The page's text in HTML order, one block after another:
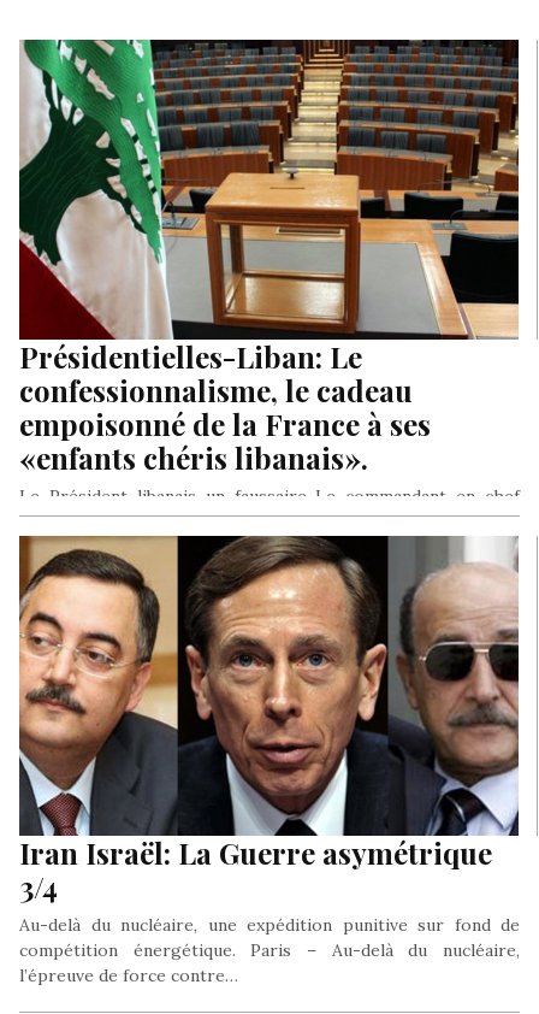
Présidentielles-Liban: Le
confessionnalisme, le cadeau
empoisonné de la France à ses
«enfants chéris libanais».
Le Président libanais un faussaire Le commandant en chef
d’une armée d’un pays en guerre se doit de se porter…
Iran Israël: La Guerre asymétrique
3/4
Au-delà du nucléaire, une expédition punitive sur fond de
compétition énergétique. Paris – Au-delà du nucléaire,
l’épreuve de force contre…